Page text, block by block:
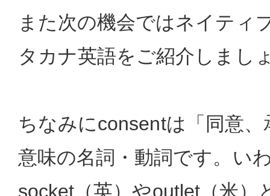
また次の機会ではネイティ
タカナ英語をご紹介しまし
ちなみにconsentは「同意
意味の名詞・動詞です。い
socket（英）やoutlet（米）